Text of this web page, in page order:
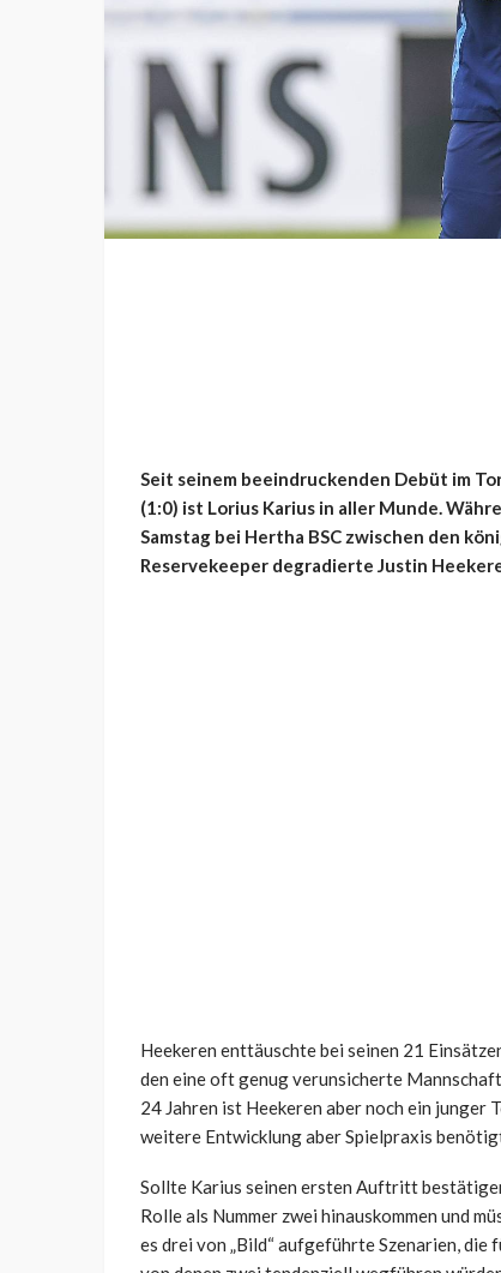
Seit seinem beeindruckenden Debüt im
(1:0) ist Lorius Karius in aller Munde.
Samstag bei Hertha BSC zwischen den
Reservekeeper degradierte Justin
Heekeren enttäuschte bei seinen 21
den eine oft genug verunsicherte
24 Jahren ist Heekeren aber noch ein
weitere Entwicklung aber Spielpraxis
Sollte Karius seinen ersten Auftritt
Rolle als Nummer zwei hinauskommen und
es drei von „Bild“ aufgeführte Szenarien,